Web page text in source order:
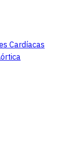
Cardíacas